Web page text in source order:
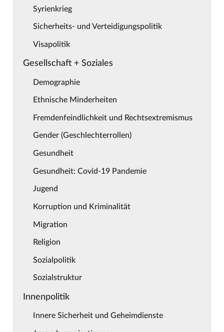
Syrienkrieg
Sicherheits- und Verteidigungspolitik
Visapolitik
Gesellschaft + Soziales
Demographie
Ethnische Minderheiten
Fremdenfeindlichkeit und Rechtsextremismus
Gender (Geschlechterrollen)
Gesundheit
Gesundheit: Covid-19 Pandemie
Jugend
Korruption und Kriminalität
Migration
Religion
Sozialpolitik
Sozialstruktur
Innenpolitik
Innere Sicherheit und Geheimdienste